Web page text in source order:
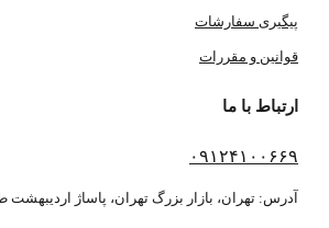
پیگیری سفارشات
قوانین و مقررات
ارتباط با ما
۰۹۱۲۴۱۰۰۶۶۹
آدرس: تهران، بازار بزرگ تهران، پاساژ ارديبهشت طبقه همكف، پلاك 59